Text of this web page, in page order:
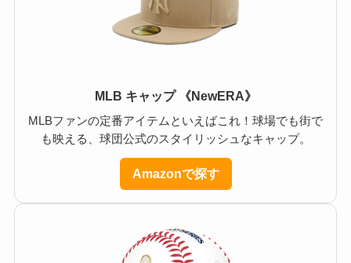
MLB キャップ 《NewERA》
MLBファンの定番アイテムといえばこれ！球場でも街で
も映える、球団公式のスタイリッシュなキャップ。
Amazonで探す